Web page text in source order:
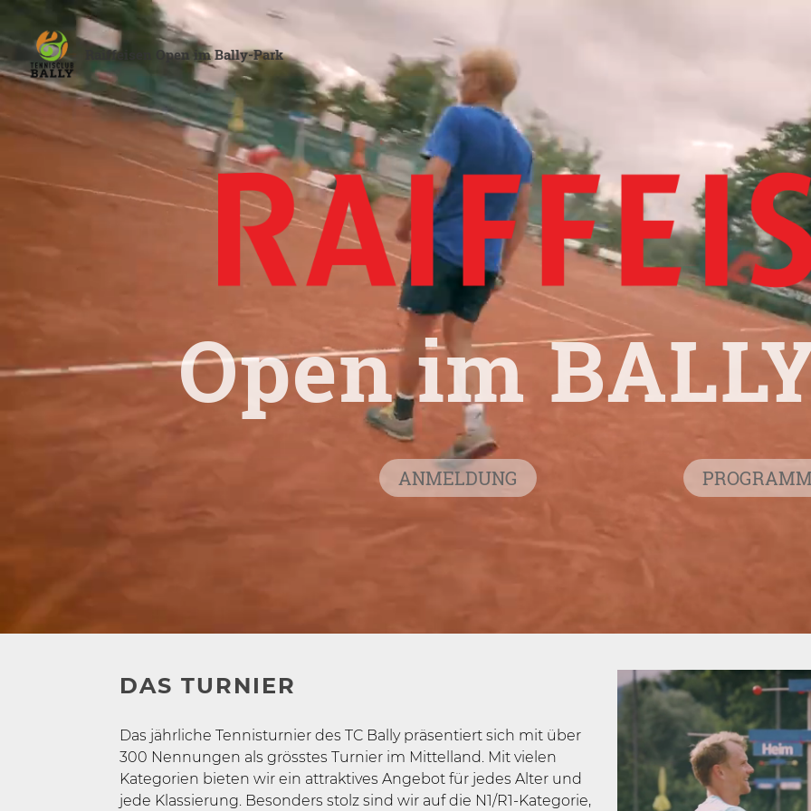
Raiffeisen Open im Bally-Park
Open im
ANMELDUNG
DAS TURNIER
Das jährliche Tennisturnier des TC Bally präsentiert sich mit über
300 Nennungen als grösstes Turnier im Mittelland. Mit vielen
Kategorien bieten wir ein attraktives Angebot für jedes Alter und
jede Klassierung. Besonders stolz sind wir auf die N1/R1-Kategorie,